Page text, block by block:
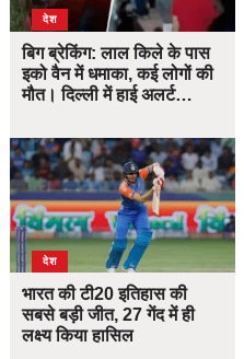
देश
बिग ब्रेकिंग: लाल किले के पास
इको वैन में धमाका, कई लोगों की
मौत। दिल्ली में हाई अलर्ट…
देश
भारत की टी20 इतिहास की
सबसे बड़ी जीत, 27 गेंद में ही
लक्ष्य किया हासिल